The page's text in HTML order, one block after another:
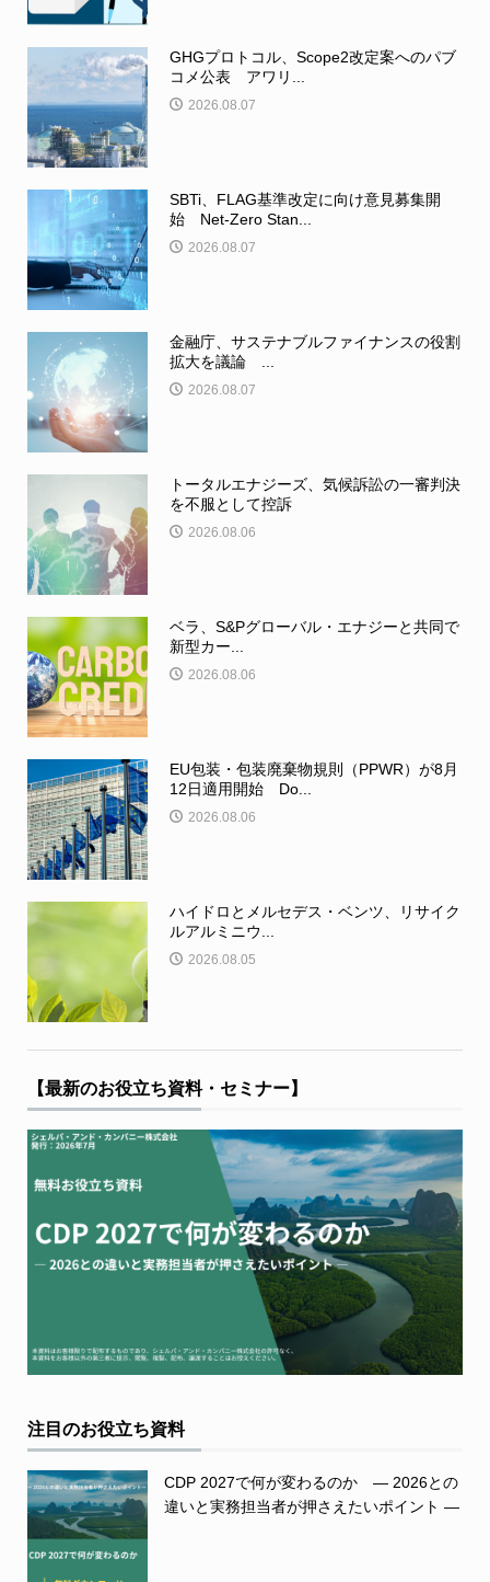
GHGプロトコル、Scope2改定案へのパブ
コメ公表 アワリ...
2026.08.07
SBTi、FLAG基準改定に向け意見募集開
始 Net-Zero Stan...
2026.08.07
金融庁、サステナブルファイナンスの役割
拡大を議論 ...
2026.08.07
トータルエナジーズ、気候訴訟の一審判決
を不服として控訴
2026.08.06
ベラ、S&Pグローバル・エナジーと共同で
新型カー...
2026.08.06
EU包装・包装廃棄物規則（PPWR）が8月
12日適用開始 Do...
2026.08.06
ハイドロとメルセデス・ベンツ、リサイク
ルアルミニウ...
2026.08.05
【最新のお役立ち資料・セミナー】
注目のお役立ち資料
CDP 2027で何が変わるのか ― 2026との
違いと実務担当者が押さえたいポイント ―